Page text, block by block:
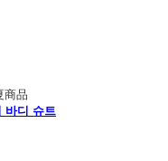
商品
바디 슈트